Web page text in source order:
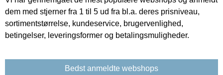
dem med stjerner fra 1 til 5 ud fra bl.a. deres prisniveau,
sortimentstørrelse, kundeservice, brugervenlighed,
betingelser, leveringsformer og betalingsmuligheder.
Bedst anmeldte webshops